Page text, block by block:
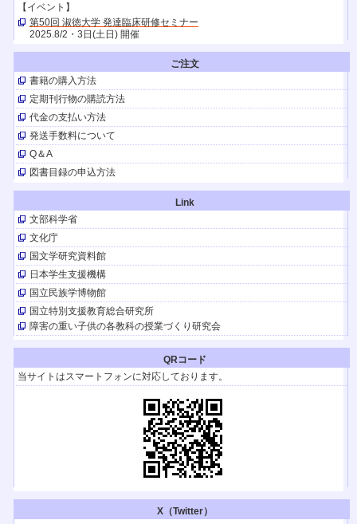
【イベント】
第50回 淑徳大学 発達臨床研修セミナー
2025.8/2・3日(土日) 開催
【イベント】
お問合せが続いているので申し込み期限を延長します。検討中のみなさん
お急ぎください！
（ただし、16日以降は若干の制限があることをご了承くださいませ）
【TV放送】
『はるの空』の著者、聴覚障害者の春日晴樹さんとその家族が
10/26（土）21時30分～Eテレ「阿佐ヶ谷アパートメント」に出演しま
す。
【イベント】
春日晴樹さんが9/ 21(土)にHTB北海道テレビのイベントでトークショー。
【TV放送】
はるの空 聞こえなくても、できるんだよ
『はるの空』の著者、春日晴樹さんのドキュメンタリー（日本テレビ9月1日
（日）24:55～ほか）。
【イベント】
日本育療学会第28回学術集会
2024.8/10（土）開催
【イベント】
【イベント】
第49回 淑徳大学 発達臨床研修セミナー
2024.8/3・4日（土日）開催
テレメンタリー2024「世界一きれいな言葉」
全国放送！ 『はるの空』の著者、春日晴樹さんのドキュメントです。「手
テレビ朝日２/３(土)午前4:50~、朝日放送テレビ２/４(日)午前4:50~、北海道
テレビ放送２/４(日)午前10:30~
【イベント】
第48回 淑徳大学 発達臨床研修セミナー
ご注文
書籍の購入方法
定期刊行物の購読方法
代金の支払い方法
発送手数料について
Q＆A
図書目録の申込方法
Link
文部科学省
文化庁
国文学研究資料館
日本学生支援機構
国立民族学博物館
国立特別支援教育総合研究所
障害の重い子供の各教科の授業づくり研究会
QRコード
当サイトはスマートフォンに対応しております。
X（Twitter）